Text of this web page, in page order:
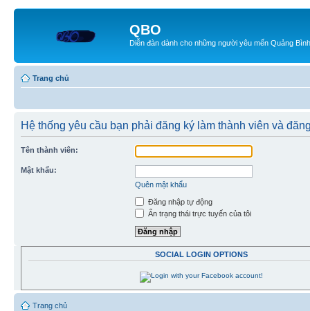
QBO
Diễn đàn dành cho những người yêu mến Quảng Bình
Trang chủ
Hệ thống yêu cầu bạn phải đăng ký làm thành viên và
Tên thành viên:
Mật khẩu:
Quên mật khẩu
Đăng nhập tự động
Ẩn trạng thái trực tuyến của tôi
SOCIAL LOGIN OPTIONS
Trang chủ